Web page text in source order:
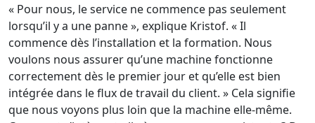
« Pour nous, le service ne commence pas seulement
lorsqu’il y a une panne », explique Kristof. « Il
commence dès l’installation et la formation. Nous
voulons nous assurer qu’une machine fonctionne
correctement dès le premier jour et qu’elle est bien
intégrée dans le flux de travail du client. » Cela signifie
que nous voyons plus loin que la machine elle-même.